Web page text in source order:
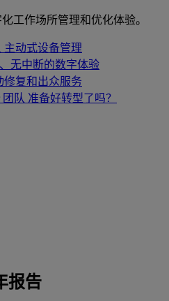
工作场所管理和优化体验。
主动式设备管理
无中断的数字体验
修复和出众服务
团队 准备好转型了吗？
报告